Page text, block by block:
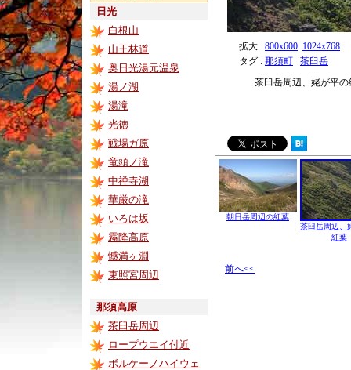
日光
白根山
山王林道
奥日光湯元温泉
湯ノ湖
湯滝
光徳
戦場ガ原
竜頭ノ滝
中禅寺湖
華厳の滝
いろは坂
霧降高原
憾満ヶ淵
東照宮周辺
那須高原
茶臼岳周辺
ロープウエイ付近
ボルケーノハイウェ
拡大 : 800x600 1024x768
タグ : 那須町
茶臼岳
茶臼岳周辺、姥が平
朝日岳周辺の紅葉
茶臼岳周辺、
紅葉
前へ<<